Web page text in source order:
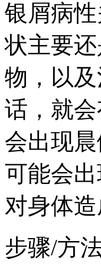
银屑病
状主要
物，以
话，就
会出现
可能会
对身体造
步骤/方法